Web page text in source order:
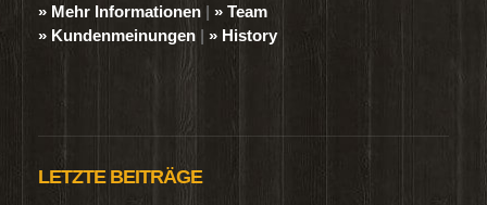
» Mehr Informationen | » Team
» Kundenmeinungen | » History
LETZTE BEITRÄGE